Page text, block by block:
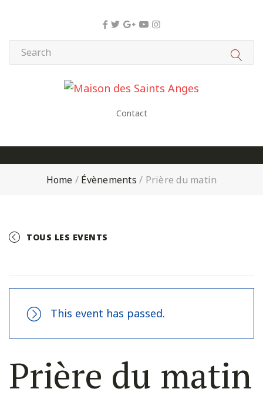
Contact
Home / Évènements / Prière du matin
TOUS LES EVENTS
This event has passed.
Prière du matin